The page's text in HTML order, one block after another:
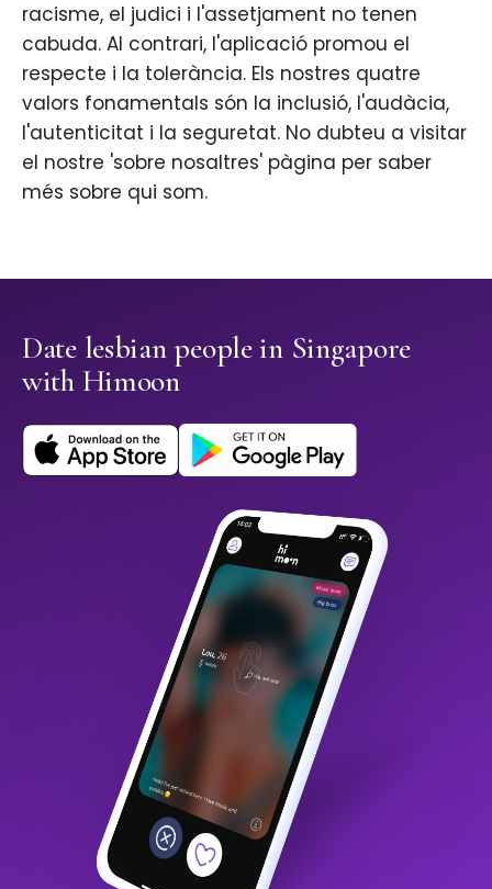
racisme, el judici i l'assetjament no tenen
cabuda. Al contrari, l'aplicació promou el
respecte i la tolerància. Els nostres quatre
valors fonamentals són la inclusió, l'audàcia,
l'autenticitat i la seguretat. No dubteu a visitar
el nostre 'sobre nosaltres' pàgina per saber
més sobre qui som.
Date lesbian people in Singapore
with Himoon